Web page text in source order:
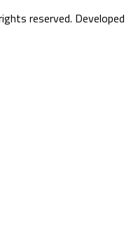
reserved. Developed